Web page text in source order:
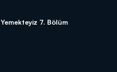
Yemekteyiz 7. Bölüm